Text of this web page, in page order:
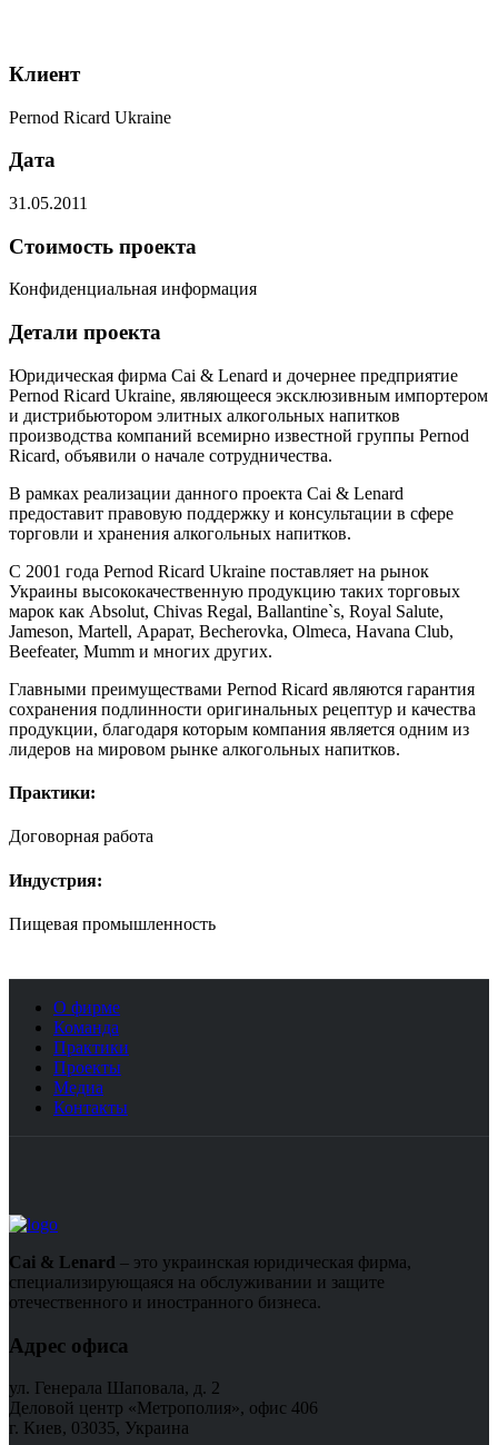
Клиент
Pernod Ricard Ukraine
Дата
31.05.2011
Стоимость проекта
Конфиденциальная информация
Детали проекта
Юридическая фирма Cai & Lenard и дочернее предприятие
Pernod Ricard Ukraine, являющееся эксклюзивным импортером
и дистрибьютором элитных алкогольных напитков
производства компаний всемирно известной группы Pernod
Ricard, объявили о начале сотрудничества.
В рамках реализации данного проекта Сai & Lenard
предоставит правовую поддержку и консультации в сфере
торговли и хранения алкогольных напитков.
С 2001 года Pernod Ricard Ukraine поставляет на рынок
Украины высококачественную продукцию таких торговых
марок как Absolut, Chivas Regal, Ballantine`s, Royal Salute,
Jameson, Martell, Арарат, Becherovka, Olmeca, Havana Club,
Beefeater, Mumm и многих других.
Главными преимуществами Pernod Ricard являются гарантия
сохранения подлинности оригинальных рецептур и качества
продукции, благодаря которым компания является одним из
лидеров на мировом рынке алкогольных напитков.
Практики:
Договорная работа
Индустрия:
Пищевая промышленность
О фирме
Команда
Практики
Проекты
Медиа
Контакты
Cai & Lenard – это украинская юридическая фирма,
специализирующаяся на обслуживании и защите
отечественного и иностранного бизнеса.
Адрес офиса
ул. Генерала Шаповала, д. 2
Деловой центр «Метрополия», офис 406
г. Киев, 03035, Украина